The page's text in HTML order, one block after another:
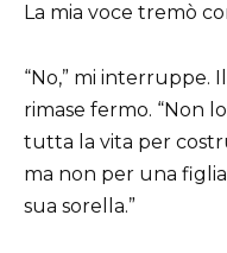
La mia voce tremò
“No,” mi interruppe.
rimase fermo. “Non
tutta la vita per
ma non per una
sua sorella.”